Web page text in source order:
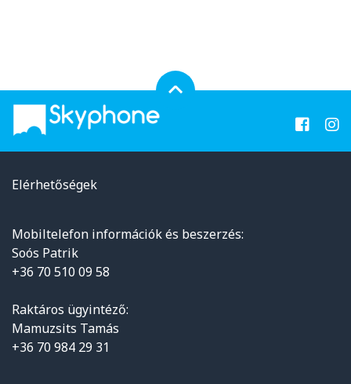
Elérhetőségek
Mobiltelefon információk és beszerzés:
Soós Patrik
+36 70 510 09 58
Raktáros ügyintéző:
Mamuzsits Tamás
+36 70 984 29 31